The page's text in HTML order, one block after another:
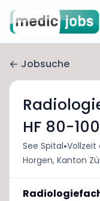
Jobsuche
HF 80-
See Spital•Vollzeit
Horgen, Kanton